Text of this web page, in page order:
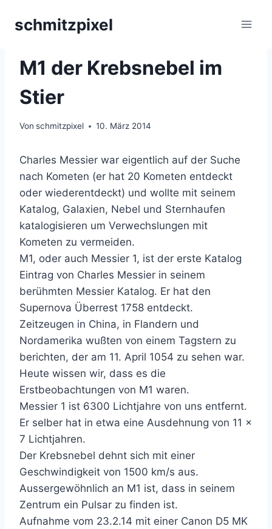
Inhaltschmitzpixel
M1 der Krebsnebel im
Stier
Von schmitzpixel 10. März 2014
Charles Messier war eigentlich auf der Suche
nach Kometen (er hat 20 Kometen entdeckt
oder wiederentdeckt) und wollte mit seinem
Katalog, Galaxien, Nebel und Sternhaufen
katalogisieren um Verwechslungen mit
Kometen zu vermeiden.
M1, oder auch Messier 1, ist der erste Katalog
Eintrag von Charles Messier in seinem
berühmten Messier Katalog. Er hat den
Supernova Überrest 1758 entdeckt.
Zeitzeugen in China, in Flandern und
Nordamerika wußten von einem Tagstern zu
berichten, der am 11. April 1054 zu sehen war.
Heute wissen wir, dass es die
Erstbeobachtungen von M1 waren.
Messier 1 ist 6300 Lichtjahre von uns entfernt.
Er selber hat in etwa eine Ausdehnung von 11 x
7 Lichtjahren.
Der Krebsnebel dehnt sich mit einer
Geschwindigkeit von 1500 km/s aus.
Aussergewöhnlich an M1 ist, dass in seinem
Zentrum ein Pulsar zu finden ist.
Aufnahme vom 23.2.14 mit einer Canon D5 MK